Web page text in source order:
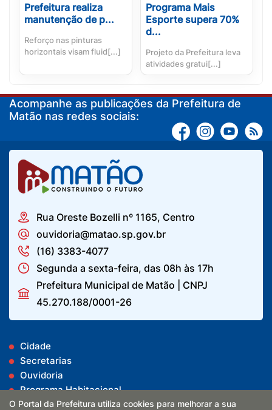
Prefeitura realiza
manutenção de p...
Reforço nas pinturas
horizontais visam fluid[...]
Programa Mais
Esporte supera 70%
d...
Projeto da Prefeitura leva
atividades gratui[...]
Acompanhe as publicações da Prefeitura de
Matão nas redes sociais:
Rua Oreste Bozelli nº 1165, Centro
ouvidoria@matao.sp.gov.br
(16) 3383-4077
Segunda a sexta-feira, das 08h às 17h
Prefeitura Municipal de Matão | CNPJ
45.270.188/0001-26
Cidade
Secretarias
Ouvidoria
Programa Habitacional
O Portal da Prefeitura utiliza cookies para melhorar a sua